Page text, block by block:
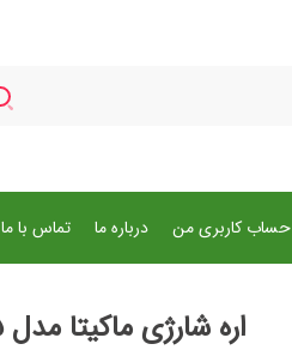
حساب کاربری من درباره ما تماس با ما
اره شارژی ماکیتا مدل power 5